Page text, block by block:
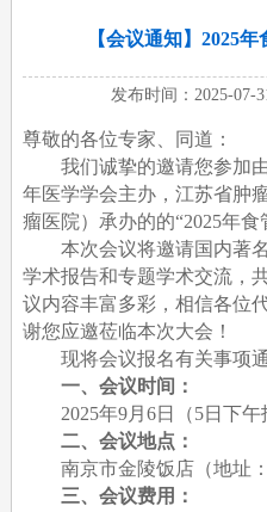
【会议通知】2025
发布时间：2025-
尊敬的各位专家、同道：
我们诚挚的邀请您参加由
年医学学会主办，江苏省肿
瘤医院）承办的的“2025年食
本次会议将邀请国内著名
学术报告和专题学术交流，
议内容丰富多彩，相信各位
谢您应邀莅临本次大会！
现将会议报名有关事项通
一、会议时间：
2025年9月6日（5日下午
二、会议地点：
南京市金陵饭店（地址：
三、会议费用：